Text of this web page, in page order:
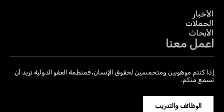
الأخبار
الحملات
الأبحاث
اعمل معنا
إذا كنتم موهوبين ومتحمسين لحقوق الإنسان، فمنظمة العفو الدولية تريد أن
تسمع منكم.
الوظائف والتدريب